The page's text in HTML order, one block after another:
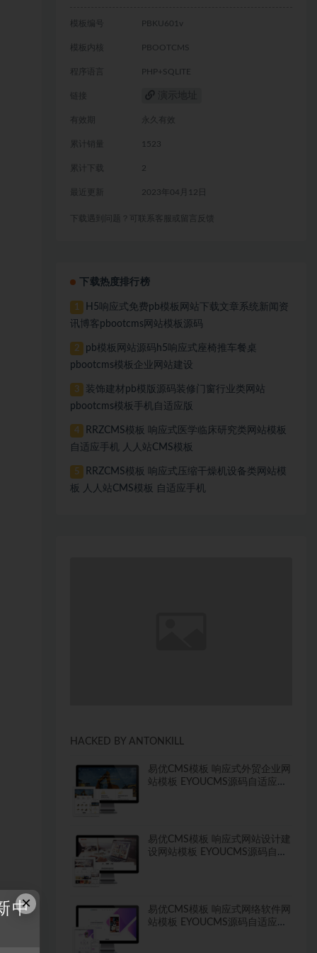
模板编号 PBKU601v
模板内核 PBOOTCMS
程序语言 PHP+SQLITE
链接
有效期 永久有效
累计销量 1523
累计下载 2
最近更新 2023年04月12日
下载遇到问题？可联系客服或留言反馈
下载热度排行榜
1
H5响应式免费pb模板网站下载文章系统新闻资
讯博客pbootcms网站模板源码
2
pb模板网站源码h5响应式座椅推车餐桌
pbootcms模板企业网站建设
3
装饰建材pb模版源码装修门窗行业类网站
pbootcms模板手机自适应版
4
RRZCMS模板 响应式医学临床研究类网站模板
自适应手机 人人站CMS模板
5
RRZCMS模板 响应式压缩干燥机设备类网站模
板 人人站CMS模板 自适应手机
HACKED BY ANTONKILL
易优CMS模板 响应式外贸企业网
站模板 EYOUCMS源码自适应手
易优CMS模板 响应式网站设计建
设网站模板 EYOUCMS源码自适
易优CMS模板 响应式网络软件网
站模板 EYOUCMS源码自适应手
×
中